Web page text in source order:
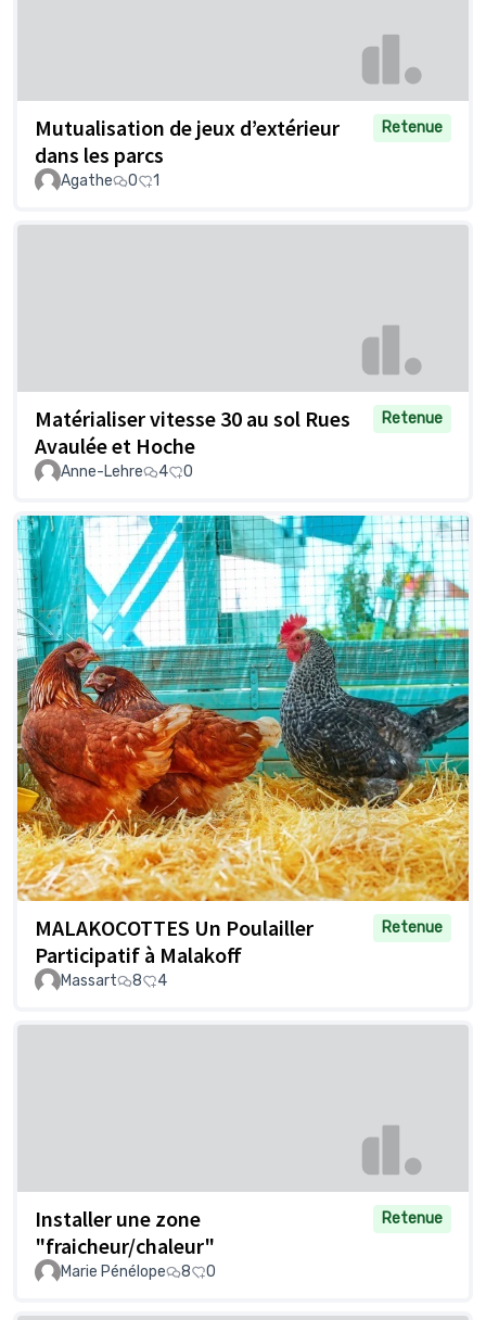
Mutualisation de jeux d’extérieur
dans les parcs
Retenue
Agathe 0 1
Matérialiser vitesse 30 au sol Rues
Avaulée et Hoche
Retenue
Anne-Lehre 4 0
MALAKOCOTTES Un Poulailler
Participatif à Malakoff
Retenue
Massart 8 4
Installer une zone
"fraicheur/chaleur"
Retenue
Marie Pénélope 8 0